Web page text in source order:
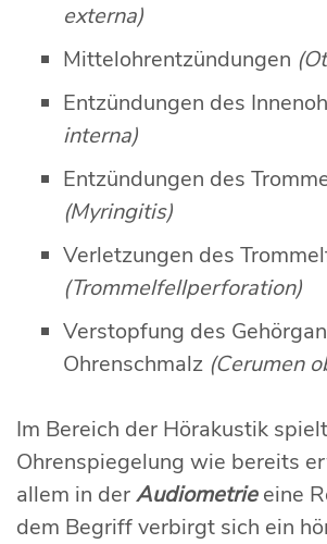
externa)
Mittelohrentzündungen
Entzündungen des
interna)
Entzündungen des
(Myringitis)
Verletzungen des
(Trommelfellperforation)
Verstopfung des
Ohrenschmalz (Cerumen
Im Bereich der Hörakustik
Ohrenspiegelung wie bereits
allem in derAudiometrieeine
dem Begriff verbirgt sich ein